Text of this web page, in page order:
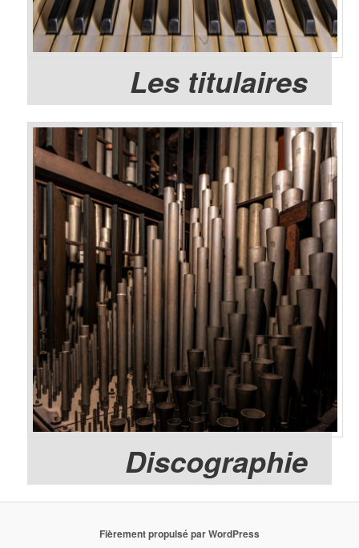
Les titulaires
Discographie
Fièrement propulsé par WordPress